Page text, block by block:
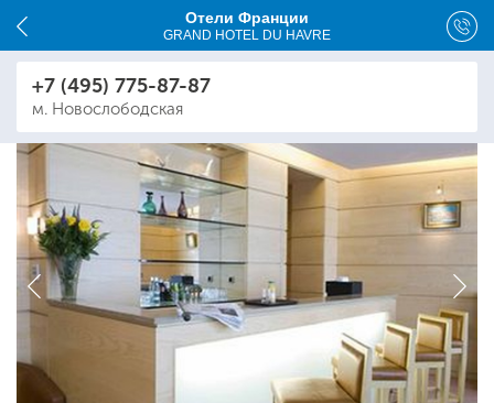
Отели Франции
GRAND HOTEL DU HAVRE
+7 (495) 775-87-87
м. Новослободская